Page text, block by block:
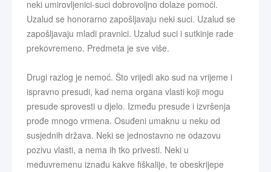
neki umirovljenici-suci dobrovoljno dolaze pomoći.
Uzalud se honorarno zapošljavaju neki suci. Uzalud se
zapošljavaju mladi pravnici. Uzalud suci i sutkinje rade
prekovremeno. Predmeta je sve više.
Drugi razlog je nemoć. Što vrijedi ako sud na vrijeme i
ispravno presudi, kad nema organa vlasti koji mogu
presude sprovesti u djelo. Između presude i izvršenja
prođe mnogo vrmena. Osuđeni umaknu u neku od
susjednih država. Neki se jednostavno ne odazovu
pozivu vlasti, a nema ih tko privesti. Neki u
međuvremenu iznađu kakve fiškalije, te obeskrijepe